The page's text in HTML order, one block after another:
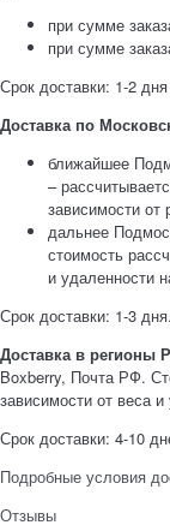
при сумме
при сумме
Срок доставки: 1-2 дня
Доставка по
ближайшее
–
зависимости
дальнее
стоимость
и удаленности
Срок доставки: 1-3 дня.
Доставка в регионы
Boxberry, Почта РФ.
зависимости от веса
Срок доставки: 4-10
Подробные условия
Отзывы